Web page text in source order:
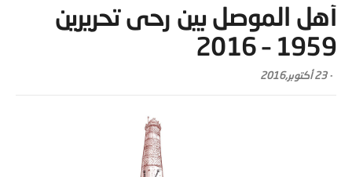
أهل الموصل بين رحى تحريرين
1959 – 2016
-23 أكتوبر,2016